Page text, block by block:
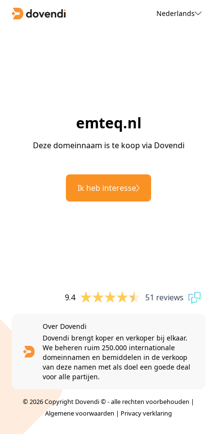
Nederlands
emteq.nl
Deze domeinnaam is te koop via Dovendi
Ik heb interesse
9.4 51 reviews
Over Dovendi
Dovendi brengt koper en verkoper bij elkaar.
We beheren ruim 250.000 internationale
domeinnamen en bemiddelen in de verkoop
van deze namen met als doel een goede deal
voor alle partijen.
© 2026 Copyright Dovendi © - alle rechten voorbehouden |
Algemene voorwaarden | Privacy verklaring